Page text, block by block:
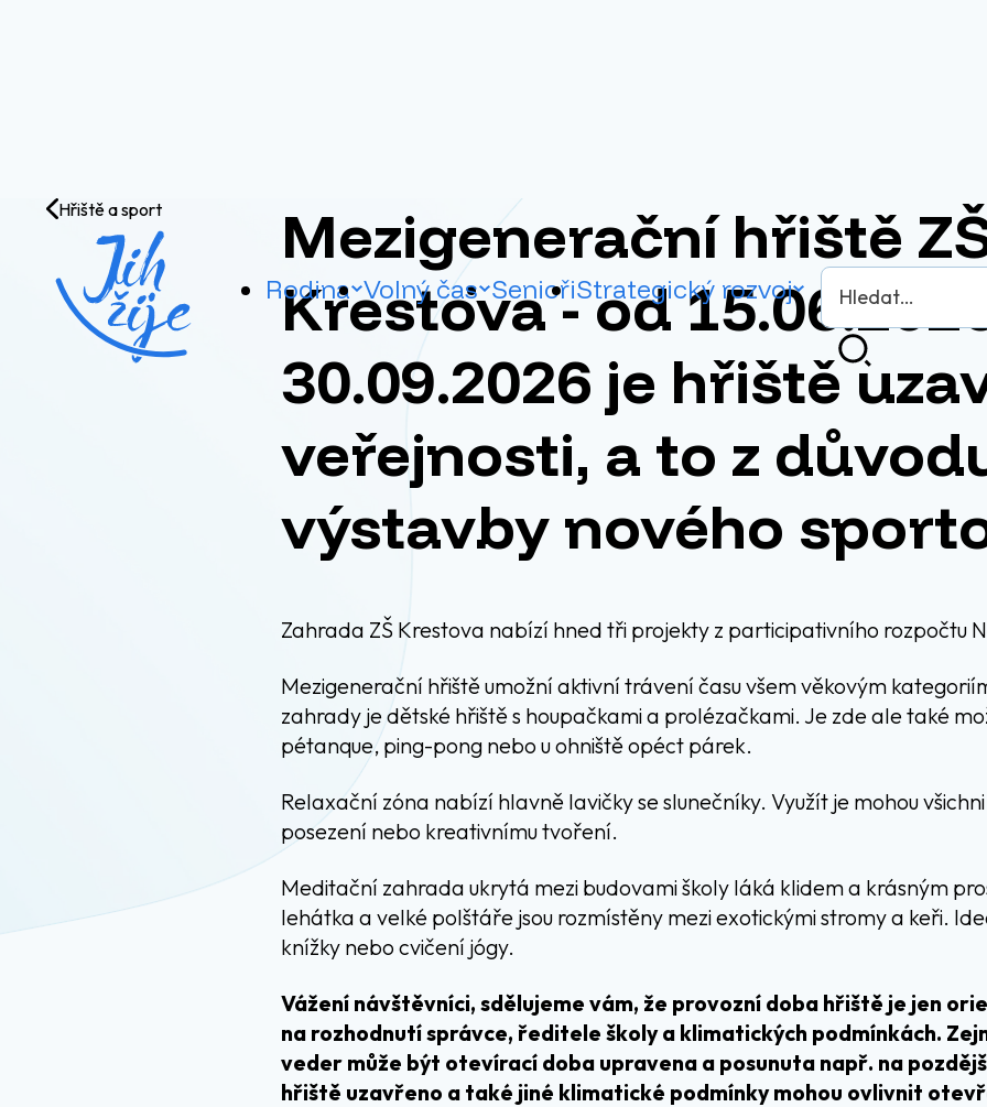
Přejít na obsah
Rodina Volný čas SeniořiStrategický rozvoj Vyhledávání
Hledat
Hřiště a sport
Mezigenerační hřiště
Krestova - od
30.09.2026 je hřiště
veřejnosti, a to z
výstavby nového
Zahrada ZŠ Krestova nabízí hned tři projekty z participativního rozpočtu
Mezigenerační hřiště umožní aktivní trávení času všem věkovým
zahrady je dětské hřiště s houpačkami a prolézačkami. Je zde ale také
pétanque, ping-pong nebo u ohniště opéct párek.
Relaxační zóna nabízí hlavně lavičky se slunečníky. Využít je mohou
posezení nebo kreativnímu tvoření.
Meditační zahrada ukrytá mezi budovami školy láká klidem a krásným
lehátka a velké polštáře jsou rozmístěny mezi exotickými stromy a keři.
knížky nebo cvičení jógy.
Vážení návštěvníci, sdělujeme vám, že provozní doba hřiště je jen
na rozhodnutí správce, ředitele školy a klimatických podmínkách.
veder může být otevírací doba upravena a posunuta např. na
hřiště uzavřeno a také jiné klimatické podmínky mohou ovlivnit